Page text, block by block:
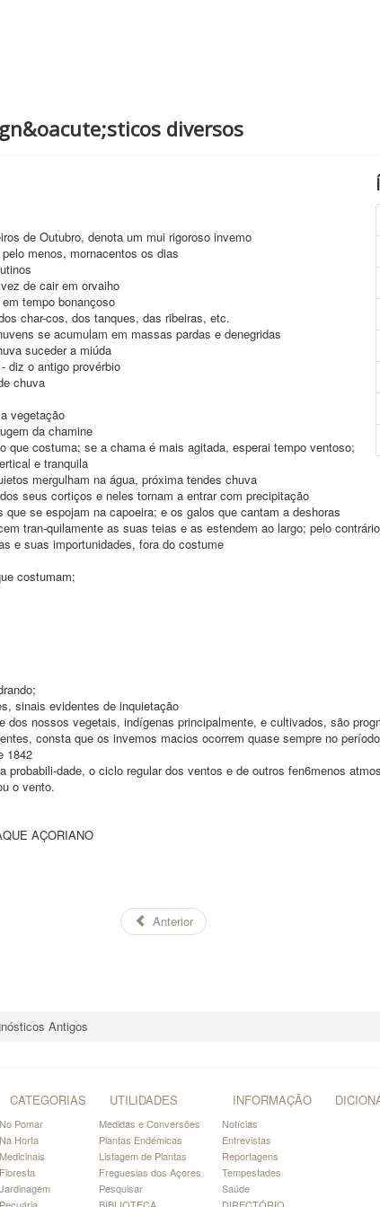
diversos
de Outubro, denota um mui rigoroso invemo
menos, mornacentos os dias
de cair em orvaiho
tempo bonançoso
char-cos, dos tanques, das ribeiras, etc.
se acumulam em massas pardas e denegridas
suceder a miúda
diz o antigo provérbio
chuva
vegetação
da chamine
que costuma; se a chama é mais agitada, esperai tempo ventoso;
e tranquila
mergulham na água, próxima tendes chuva
seus cortiços e neles tornam a entrar com precipitação
se espojam na capoeira; e os galos que cantam a deshoras
tran-quilamente as suas teias e as estendem ao largo; pelo
e suas importunidades, fora do costume
costumam;
sinais evidentes de inquietação
dos nossos vegetais, indígenas principalmente, e cultivados, são
consta que os invemos macios ocorrem quase sempre no
1842
dade, o ciclo regular dos ventos e de outros fen6menos
o vento.
AÇORIANO
Anterior
Antigos
CATEGORIAS
No Pomar
Na Horta
Medicinais
Floresta
Jardinagem
UTILIDADES
Medidas e Conversões
Plantas Endémicas
Listagem de Plantas
Freguesias dos Açores
Pesquisar
INFORMAÇÃO
Notícias
Entrevistas
Reportagens
Tempestades
Saúde